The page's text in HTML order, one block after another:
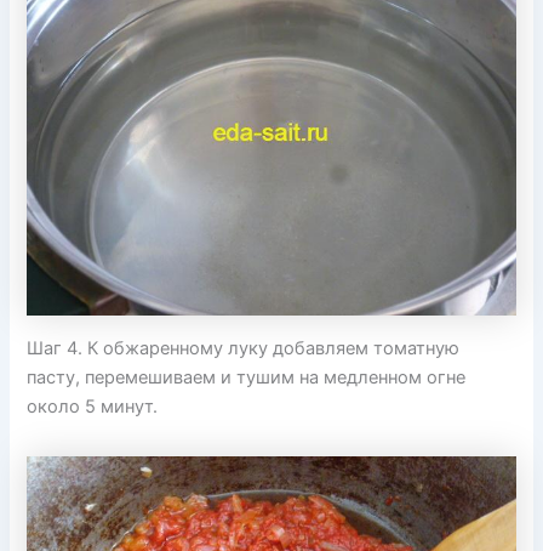
Шаг 4. К обжаренному луку добавляем томатную
пасту, перемешиваем и тушим на медленном огне
около 5 минут.